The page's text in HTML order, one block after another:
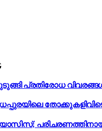
പ്രതിരോധ
പരിചരണത്തിനായി